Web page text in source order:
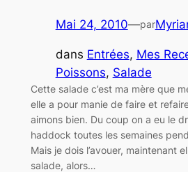
Mai 24, 2010—par
dans Entrées, Mes
Poissons, Salade
Cette salade c’est ma mère que
elle a pour manie de faire et
aimons bien. Du coup on a eu le
haddock toutes les semaines
Mais je dois l’avouer, maintenant
salade, alors…